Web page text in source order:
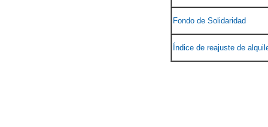
Fondo de Solidaridad
Índice de reajuste de